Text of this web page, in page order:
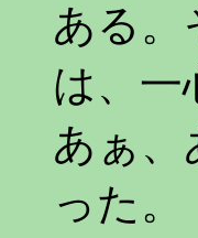
ある。
は、一
あぁ、
った。